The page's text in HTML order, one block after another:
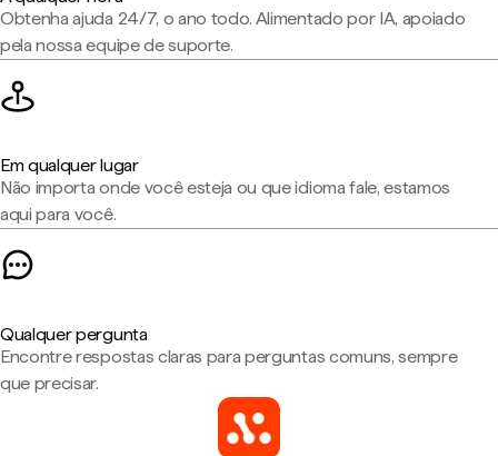
Obtenha ajuda 24/7, o ano todo. Alimentado por IA, apoiado
pela nossa equipe de suporte.
Em qualquer lugar
Não importa onde você esteja ou que idioma fale, estamos
aqui para você.
Qualquer pergunta
Encontre respostas claras para perguntas comuns, sempre
que precisar.